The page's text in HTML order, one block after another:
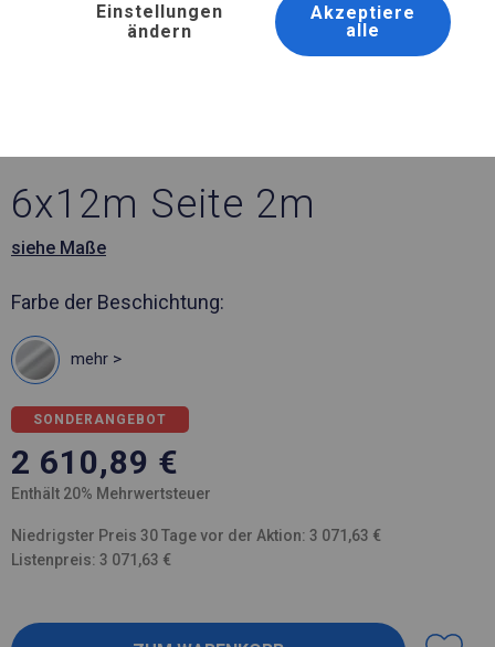
6x12m Seite 2m
siehe Maße
Farbe der Beschichtung:
mehr >
SONDERANGEBOT
2 610,89 €
Enthält 20% Mehrwertsteuer
Niedrigster Preis 30 Tage vor der Aktion: 3 071,63 €
Listenpreis: 3 071,63 €
Einstellungen
ändern
Akzeptiere
alle